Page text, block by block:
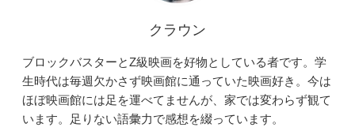
クラウン
ブロックバスターとZ級映画を好物としている者です。学
生時代は毎週欠かさず映画館に通っていた映画好き。今は
ほぼ映画館には足を運べてませんが、家では変わらず観て
います。足りない語彙力で感想を綴っています。